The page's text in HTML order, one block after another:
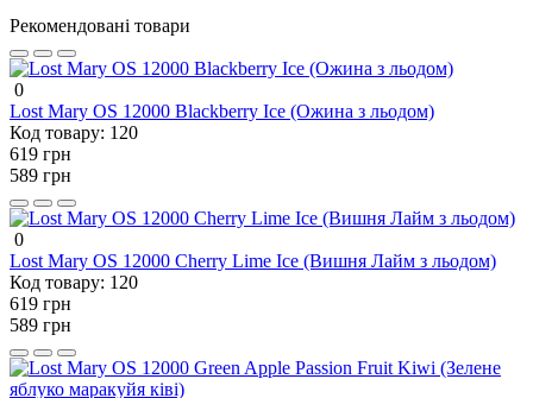
Рекомендовані товари
0
Lost Mary OS 12000 Blackberry Ice (Ожина з льодом)
Код товару: 120
619 грн
589 грн
0
Lost Mary OS 12000 Cherry Lime Ice (Вишня Лайм з льодом)
Код товару: 120
619 грн
589 грн